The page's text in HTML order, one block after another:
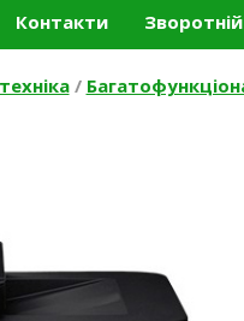
Контакти
/